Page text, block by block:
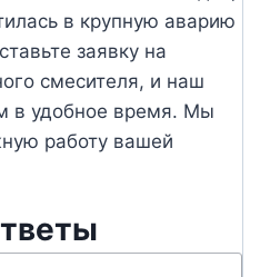
в крупную аварию
заявку на
смесителя, и наш
в удобное время. Мы
работу вашей